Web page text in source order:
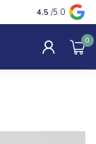
Advies van
4.5 /5.0
0